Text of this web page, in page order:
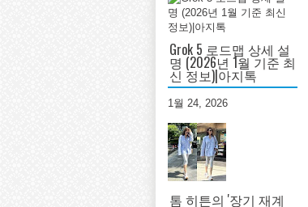
Grok 5 로드맵 상세 설
명 (2026년 1월 기준 최
신 정보)|아지톡
1월 24, 2026
톰 히튼의 '장기 재계